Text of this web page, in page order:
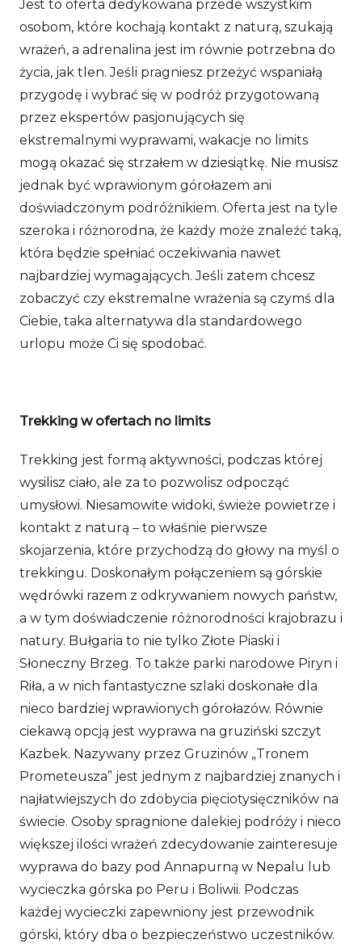
Jest to oferta dedykowana przede wszystkim
osobom, które kochają kontakt z naturą, szukają
wrażeń, a adrenalina jest im równie potrzebna do
życia, jak tlen. Jeśli pragniesz przeżyć wspaniałą
przygodę i wybrać się w podróż przygotowaną
przez ekspertów pasjonujących się
ekstremalnymi wyprawami, wakacje no limits
mogą okazać się strzałem w dziesiątkę. Nie musisz
jednak być wprawionym górołazem ani
doświadczonym podróżnikiem. Oferta jest na tyle
szeroka i różnorodna, że każdy może znaleźć taką,
która będzie spełniać oczekiwania nawet
najbardziej wymagających. Jeśli zatem chcesz
zobaczyć czy ekstremalne wrażenia są czymś dla
Ciebie, taka alternatywa dla standardowego
urlopu może Ci się spodobać.
Trekking w ofertach no limits
Trekking jest formą aktywności, podczas której
wysilisz ciało, ale za to pozwolisz odpocząć
umysłowi. Niesamowite widoki, świeże powietrze i
kontakt z naturą – to właśnie pierwsze
skojarzenia, które przychodzą do głowy na myśl o
trekkingu. Doskonałym połączeniem są górskie
wędrówki razem z odkrywaniem nowych państw,
a w tym doświadczenie różnorodności krajobrazu i
natury. Bułgaria to nie tylko Złote Piaski i
Słoneczny Brzeg. To także parki narodowe Piryn i
Riła, a w nich fantastyczne szlaki doskonałe dla
nieco bardziej wprawionych górołazów. Równie
ciekawą opcją jest wyprawa na gruziński szczyt
Kazbek. Nazywany przez Gruzinów „Tronem
Prometeusza” jest jednym z najbardziej znanych i
najłatwiejszych do zdobycia pięciotysięczników na
świecie. Osoby spragnione dalekiej podróży i nieco
większej ilości wrażeń zdecydowanie zainteresuje
wyprawa do bazy pod Annapurną w Nepalu lub
wycieczka górska po Peru i Boliwii. Podczas
każdej wycieczki zapewniony jest przewodnik
górski, który dba o bezpieczeństwo uczestników.